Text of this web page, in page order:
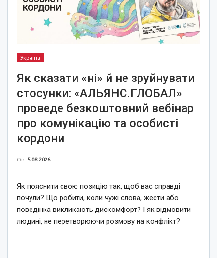
Україна
Як сказати «ні» й не зруйнувати
стосунки: «АЛЬЯНС.ГЛОБАЛ»
проведе безкоштовний вебінар
про комунікацію та особисті
кордони
On 5.08.2026
Як пояснити свою позицію так, щоб вас справді
почули? Що робити, коли чужі слова, жести або
поведінка викликають дискомфорт? І як відмовити
людині, не перетворюючи розмову на конфлікт?